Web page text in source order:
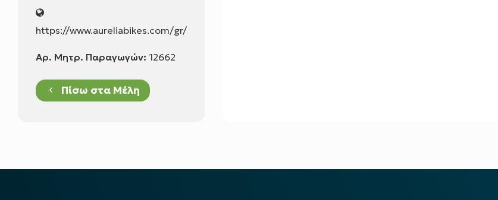
https://www.aureliabikes.com/gr/
Αρ. Μητρ. Παραγωγών: 12662
keyboard_arrow_left Πίσω στα Μέλη